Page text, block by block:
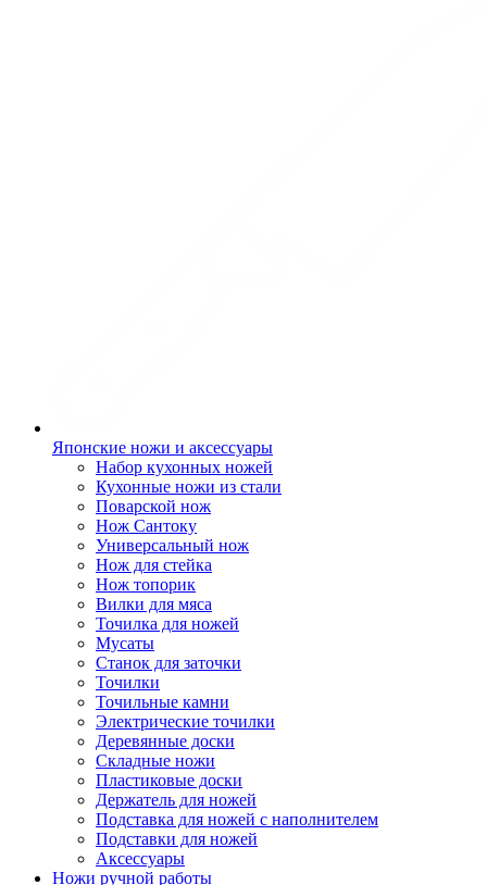
Японские ножи и аксессуары
Набор кухонных ножей
Кухонные ножи из стали
Поварской нож
Нож Сантоку
Универсальный нож
Нож для стейка
Нож топорик
Вилки для мяса
Точилка для ножей
Мусаты
Станок для заточки
Точилки
Точильные камни
Электрические точилки
Деревянные доски
Складные ножи
Пластиковые доски
Держатель для ножей
Подставка для ножей с наполнителем
Подставки для ножей
Аксессуары
Ножи ручной работы